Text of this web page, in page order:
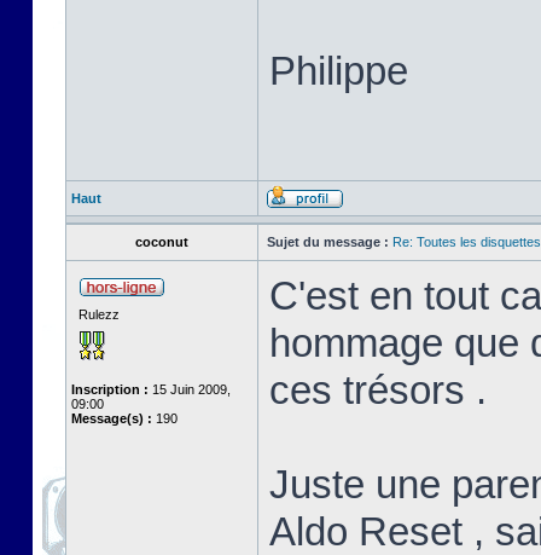
Philippe
Haut
coconut Sujet du message : Re: Toutes les
Rulezz
Inscription : 15 Juin 2009,
09:00
Message(s) : 190
C'est en tout
hommage que
ces trésors .
Juste une
Aldo Reset ,